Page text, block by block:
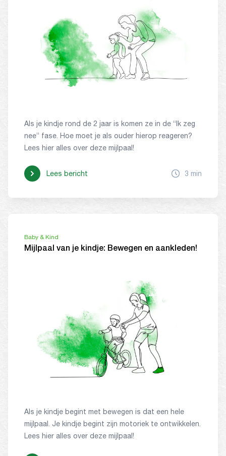
Als je kindje rond de 2 jaar is komen ze in de “Ik zeg
nee” fase. Hoe moet je als ouder hierop reageren?
Lees hier alles over deze mijlpaal!
Lees bericht 3 min
Baby & Kind
Mijlpaal van je kindje: Bewegen en aankleden!
Als je kindje begint met bewegen is dat een hele
mijlpaal. Je kindje begint zijn motoriek te ontwikkelen.
Lees hier alles over deze mijlpaal!